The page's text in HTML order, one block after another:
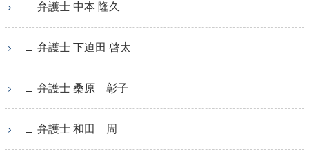
∟ 弁護士 中本 隆久
∟ 弁護士 下迫田 啓太
∟ 弁護士 桑原 彰子
∟ 弁護士 和田 周